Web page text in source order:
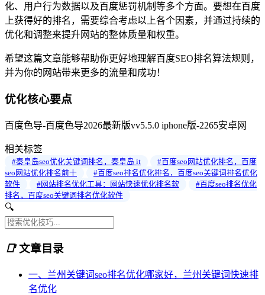
化、用户行为数据以及百度惩罚机制等多个方面。要想在百度
上获得好的排名，需要综合考虑以上各个因素，并通过持续的
优化和调整来提升网站的整体质量和权重。
希望这篇文章能够帮助你更好地理解百度SEO排名算法规则，
并为你的网站带来更多的流量和成功！
优化核心要点
百度色导-百度色导2026最新版vv5.5.0 iphone版-2265安卓网
相关标签
#秦皇岛seo优化关键词排名，秦皇岛 it
#百度seo网站优化排名，百度
seo网站优化排名前十
#百度seo排名优化排名，百度seo关键词排名优化
软件
#网站排名优化工具：网站快速优化排名软
#百度seo排名优化
排名，百度seo关键词排名优化软件
🔍
📑文章目录
一、兰州关键词seo排名优化哪家好，兰州关键词快速排
名优化